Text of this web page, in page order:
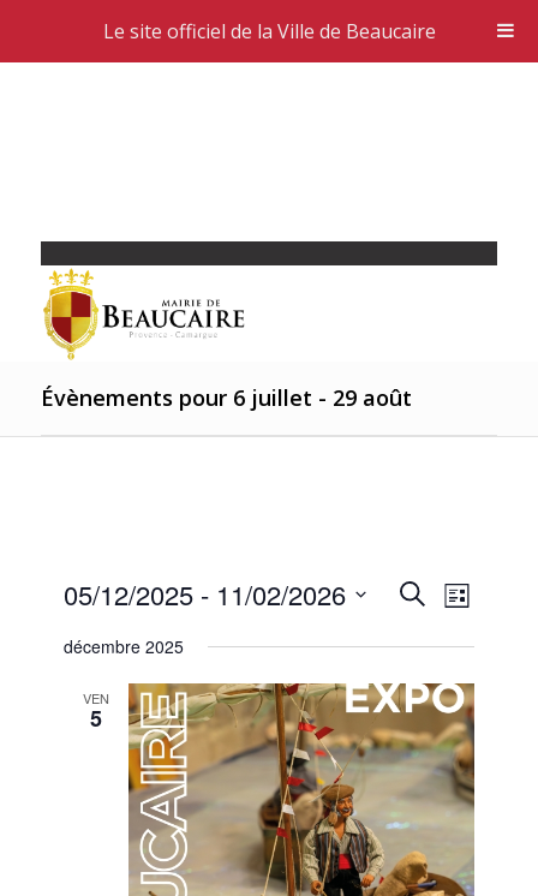
Évènements pour 6 juillet - 29 août
de
vues
Recherche
de
vues
Liste
05/12/2025 - 11/02/2026
une
décembre 2025
VEN
5
Le site officiel de la Ville de Beaucaire